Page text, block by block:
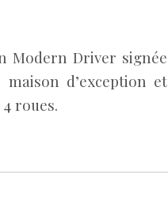
Modern Driver signée
d’exception et
roues.